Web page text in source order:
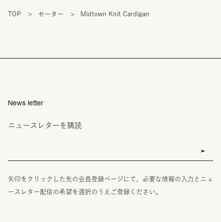
TOP > セーター > Midtown Knit Cardigan
News letter
ニュースレターを購読
矢印をクリックした先の会員登録ページにて、必要な情報の入力とニュ
ースレター配信の希望を選択のうえご登録ください。